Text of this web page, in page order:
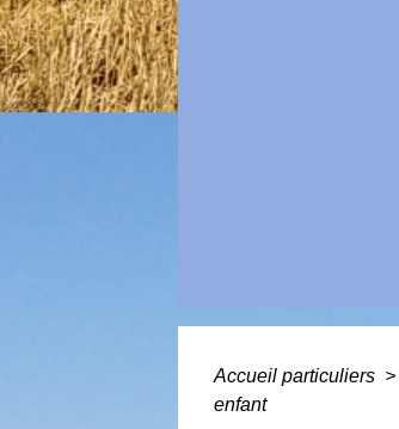
Accueil particuliers >
enfant